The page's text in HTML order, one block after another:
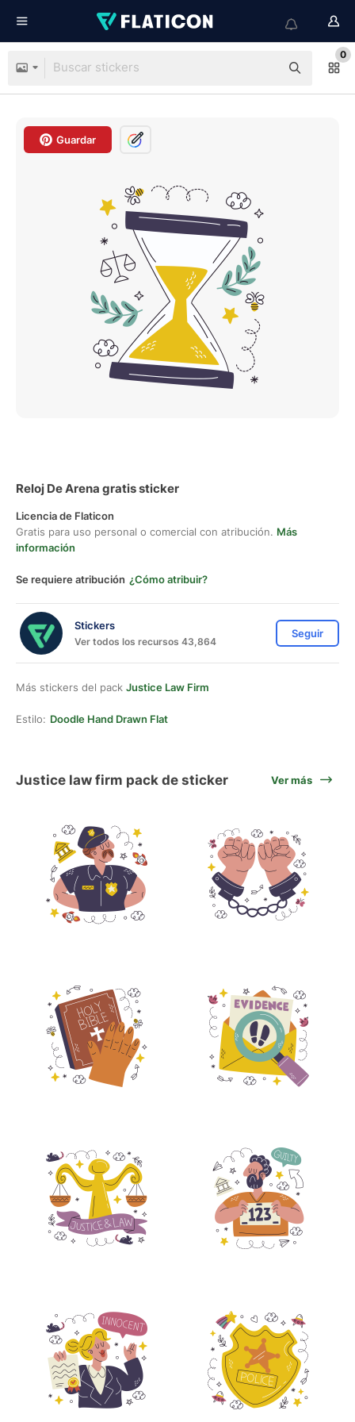
0
Guardar
Reloj De Arena gratis sticker
Licencia de Flaticon
Gratis para uso personal o comercial con atribución. Más
información
Se requiere atribución ¿Cómo atribuir?
Stickers
Ver todos los recursos 43,864
Seguir
Más stickers del pack Justice Law Firm
Estilo: Doodle Hand Drawn Flat
Justice law firm pack de sticker Ver más